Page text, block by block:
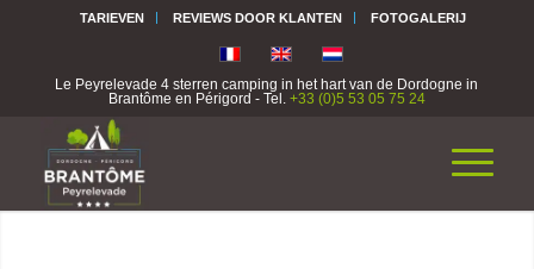
TARIEVEN REVIEWS DOOR KLANTEN FOTOGALERIJ
Le Peyrelevade 4 sterren camping in het hart van de Dordogne in
Brantôme en Périgord - Tel. +33 (0)5 53 05 75 24